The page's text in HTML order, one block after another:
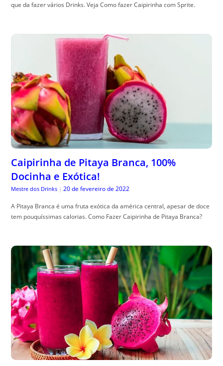
que da fazer vários Drinks. Veja Como fazer Caipirinha com Sprite.
Caipirinha de Pitaya Branca, 100%
Docinha e Exótica!
Mestre dos Drinks | 20 de fevereiro de 2022
A Pitaya Branca é uma fruta exótica da américa central, apesar de doce
tem pouquíssimas calorias. Como Fazer Caipirinha de Pitaya Branca?